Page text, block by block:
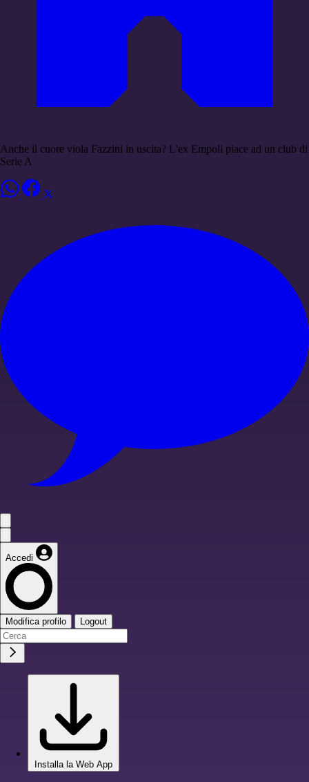
Anche il cuore viola Fazzini in uscita? L'ex Empoli piace ad un club di
Serie A
Accedi
Modifica profilo Logout
Installa la Web App